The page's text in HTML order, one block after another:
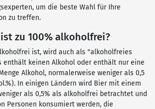
um die beste Wahl für Ihre
zu treffen.
zu 100% alkoholfrei?
ist, wird auch als "alkoholfreies
enthält keinen Alkohol oder enthält nur eine
Alkohol, normalerweise weniger als 0,5
In einigen Ländern wird Bier mit einem
als 0,5% als alkoholfrei betrachtet und
Personen konsumiert werden, die